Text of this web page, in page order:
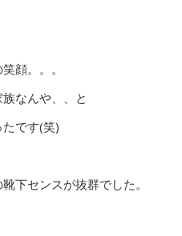
顔。。。
なんや、、と
です(笑)
下センスが抜群でした。